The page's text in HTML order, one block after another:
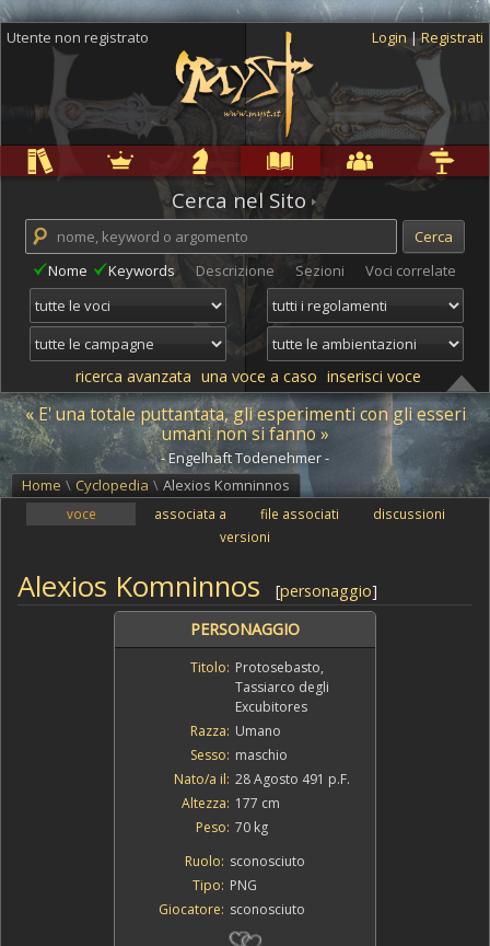
Utente non registrato Login |Registrati
Cerca nel Sito
Nome Keywords Descrizione Sezioni Voci correlate
ricerca avanzata una voce a caso inserisci voce
« E' una totale puttantata, gli esperimenti con gli esseri
umani non si fanno »
- Engelhaft Todenehmer -
Home \ Cyclopedia \ Alexios Komninnos
voce associata a file associati
discussioni
versioni
Alexios Komninnos [personaggio]
PERSONAGGIO
Titolo: Protosebasto,
Tassiarco degli
Excubitores
Razza: Umano
Sesso: maschio
Nato/a il: 28 Agosto 491 p.F.
Altezza: 177 cm
Peso: 70 kg
Ruolo: sconosciuto
Tipo: PNG
Giocatore: sconosciuto